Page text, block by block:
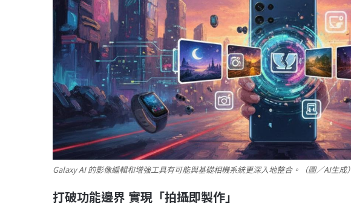
Galaxy AI 的影像編輯和增強工具有可能與基礎相機系統更深入地整合。（圖／AI生成）
打破功能邊界 實現「拍攝即製作」